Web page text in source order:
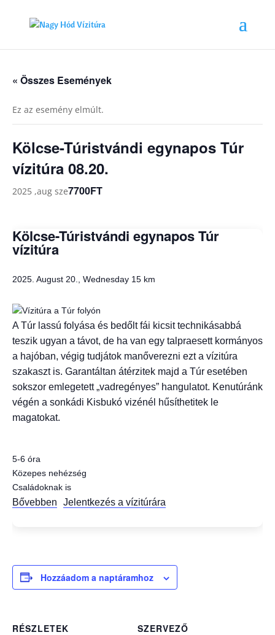
« Összes Események
Ez az esemény elmúlt.
Kölcse-Túristvándi egynapos Túr
vízitúra 08.20.
2025 ,aug sze7700FT
Kölcse-Túristvándi egynapos Túr
vízitúra
2025. August 20., Wednesday 15 km
A Túr lassú folyása és bedőlt fái kicsit technikásabbá
teszik ugyan a távot, de ha van egy talpraesett kormányos
a hajóban, végig tudjátok manőverezni ezt a vízitúra
szakaszt is. Garantáltan átérzitek majd a Túr esetében
sokszor emlegetett „vadregényes” hangulatot. Kenutúránk
végén a sonkádi Kisbukó vizénél hűsíthetitek le
magatokat.
5-6 óra
Közepes nehézség
Családoknak is
Bővebben Jelentkezés a vízitúrára
Hozzáadom a naptáramhoz
RÉSZLETEK
SZERVEZŐ